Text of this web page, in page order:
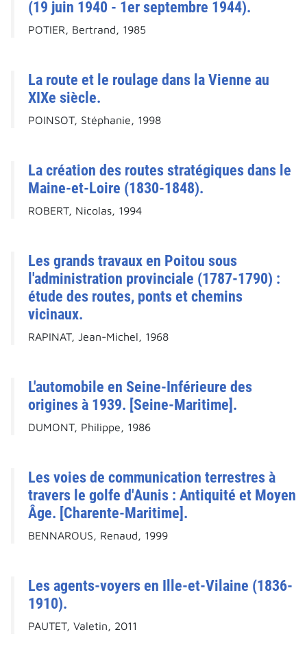
(19 juin 1940 - 1er septembre 1944).
POTIER, Bertrand, 1985
La route et le roulage dans la Vienne au
XIXe siècle.
POINSOT, Stéphanie, 1998
La création des routes stratégiques dans le
Maine-et-Loire (1830-1848).
ROBERT, Nicolas, 1994
Les grands travaux en Poitou sous
l'administration provinciale (1787-1790) :
étude des routes, ponts et chemins
vicinaux.
RAPINAT, Jean-Michel, 1968
L'automobile en Seine-Inférieure des
origines à 1939. [Seine-Maritime].
DUMONT, Philippe, 1986
Les voies de communication terrestres à
travers le golfe d'Aunis : Antiquité et Moyen
Âge. [Charente-Maritime].
BENNAROUS, Renaud, 1999
Les agents-voyers en Ille-et-Vilaine (1836-
1910).
PAUTET, Valetin, 2011